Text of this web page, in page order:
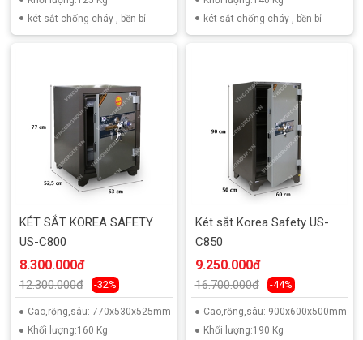
két sắt chống cháy , bền bỉ
két sắt chống cháy , bền bỉ
KÉT SẮT KOREA SAFETY
US-C800
8.300.000đ
12.300.000đ -32%
Cao,rộng,sâu: 770x530x525mm
Khối lượng:160 Kg
Két sắt Korea Safety US-
C850
9.250.000đ
16.700.000đ -44%
Cao,rộng,sâu: 900x600x500mm
Khối lượng:190 Kg